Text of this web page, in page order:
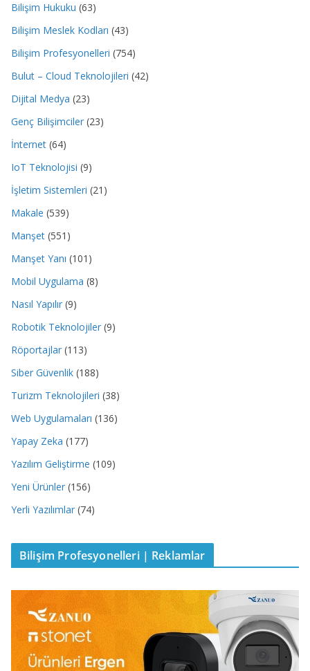
Bilişim Hukuku (63)
Bilişim Meslek Kodları (43)
Bilişim Profesyonelleri (754)
Bulut – Cloud Teknolojileri (42)
Dijital Medya (23)
Genç Bilişimciler (23)
İnternet (64)
IoT Teknolojisi (9)
İşletim Sistemleri (21)
Makale (539)
Manşet (551)
Manşet Yanı (101)
Mobil Uygulama (8)
Nasıl Yapılır (9)
Robotik Teknolojiler (9)
Röportajlar (113)
Siber Güvenlik (188)
Turizm Teknolojileri (38)
Web Uygulamaları (136)
Yapay Zeka (177)
Yazılım Geliştirme (109)
Yeni Ürünler (156)
Yerli Yazılımlar (74)
Bilişim Profesyonelleri | Reklamlar